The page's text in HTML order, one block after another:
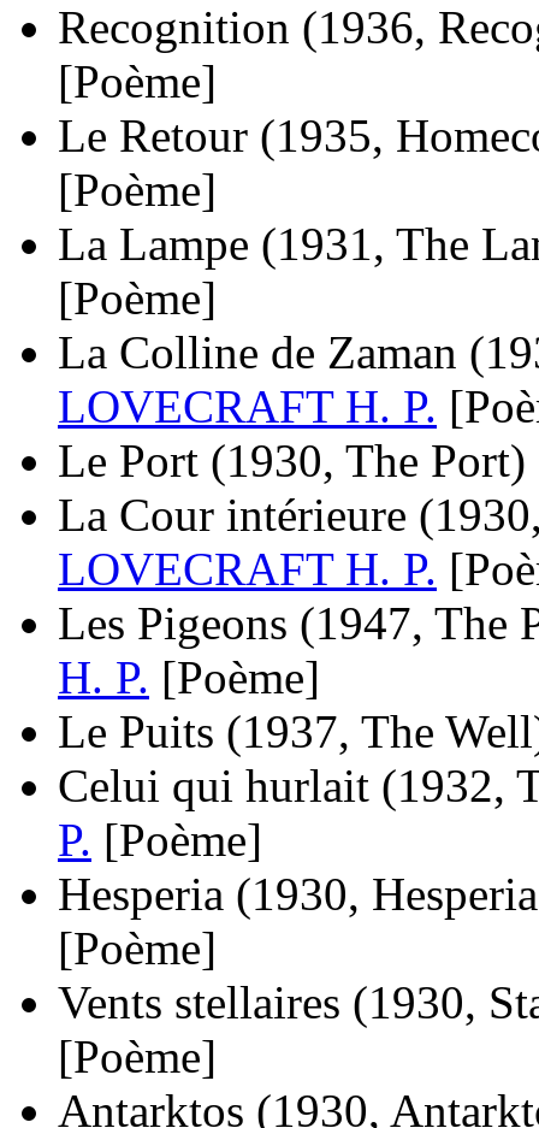
Recognition (1936,
[Poème]
Le Retour (1935,
[Poème]
La Lampe (1931, The
[Poème]
La Colline de Zaman
LOVECRAFT H. P.
Le Port (1930, The Port)
La Cour intérieure
LOVECRAFT H. P.
Les Pigeons (1947, The
H. P. [Poème]
Le Puits (1937, The
Celui qui hurlait (1932,
P. [Poème]
Hesperia (1930,
[Poème]
Vents stellaires (1930,
[Poème]
Antarktos (1930,